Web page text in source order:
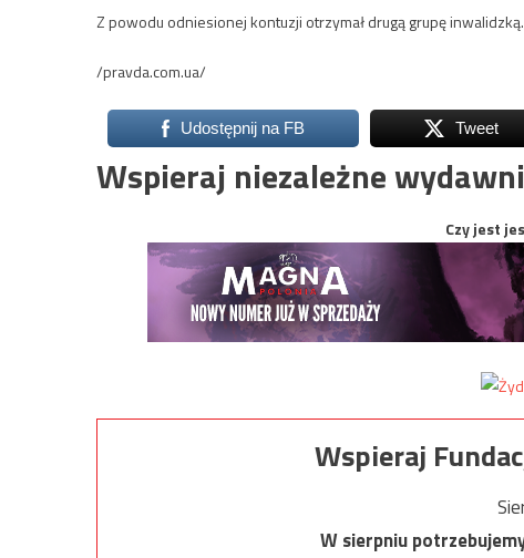
Z powodu odniesionej kontuzji otrzymał drugą grupę inwalidzką.
/pravda.com.ua/
Udostępnij na FB Tweet
Wspieraj niezależne
Czy jest
Wspieraj
W sierpniu